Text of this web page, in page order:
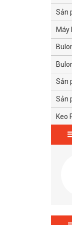
Sản
Máy
Sản
Sản
Keo